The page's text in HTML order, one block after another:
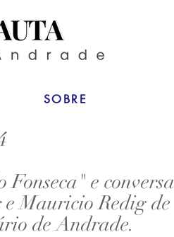
SOBRE
e conversa
Mauricio Redig de
de Andrade.